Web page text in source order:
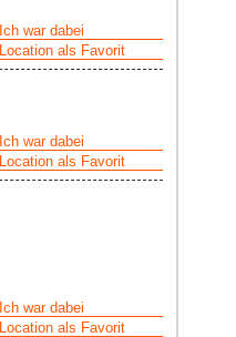
Ich war dabei
Location als Favorit
Ich war dabei
Location als Favorit
Ich war dabei
Location als Favorit